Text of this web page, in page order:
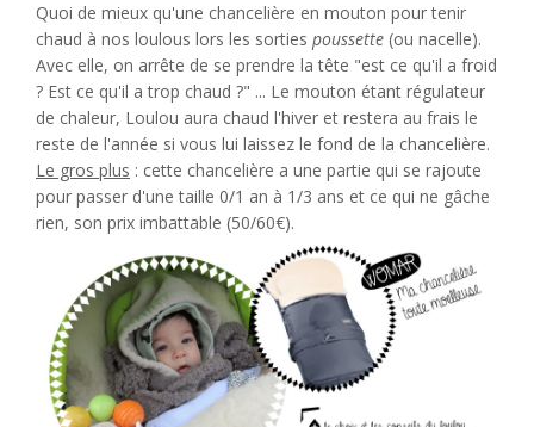
Quoi de mieux qu'une chancelière en mouton pour tenir
chaud à nos loulous lors les sorties poussette (ou nacelle).
Avec elle, on arrête de se prendre la tête "est ce qu'il a froid
? Est ce qu'il a trop chaud ?" ... Le mouton étant régulateur
de chaleur, Loulou aura chaud l'hiver et restera au frais le
reste de l'année si vous lui laissez le fond de la chancelière.
Le gros plus : cette chancelière a une partie qui se rajoute
pour passer d'une taille 0/1 an à 1/3 ans et ce qui ne gâche
rien, son prix imbattable (50/60€).